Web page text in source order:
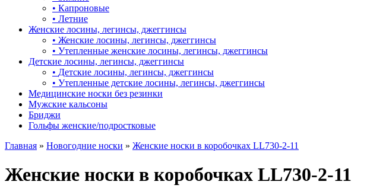
• Капроновые
• Летние
Женские лосины, легинсы, джеггинсы
• Женские лосины, легинсы, джеггинсы
• Утепленные женские лосины, легинсы, джеггинсы
Детские лосины, легинсы, джеггинсы
• Детские лосины, легинсы, джеггинсы
• Утепленные детские лосины, легинсы, джеггинсы
Медицинские носки без резинки
Мужские кальсоны
Бриджи
Гольфы женские/подростковые
Главная » Новогодние носки » Женские носки в коробочках LL730-2-11
Женские носки в коробочках LL730-2-11